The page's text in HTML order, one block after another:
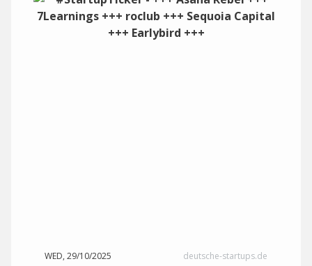
WED, 29/10/2025 deutsche-startups.de